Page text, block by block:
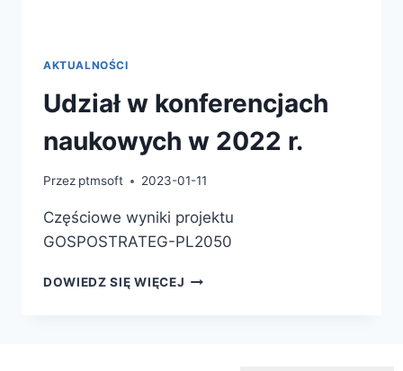
AKTUALNOŚCI
Udział w konferencjach
naukowych w 2022 r.
Przez ptmsoft 2023-01-11
Częściowe wyniki projektu
GOSPOSTRATEG-PL2050
DOWIEDZ SIĘ WIĘCEJ